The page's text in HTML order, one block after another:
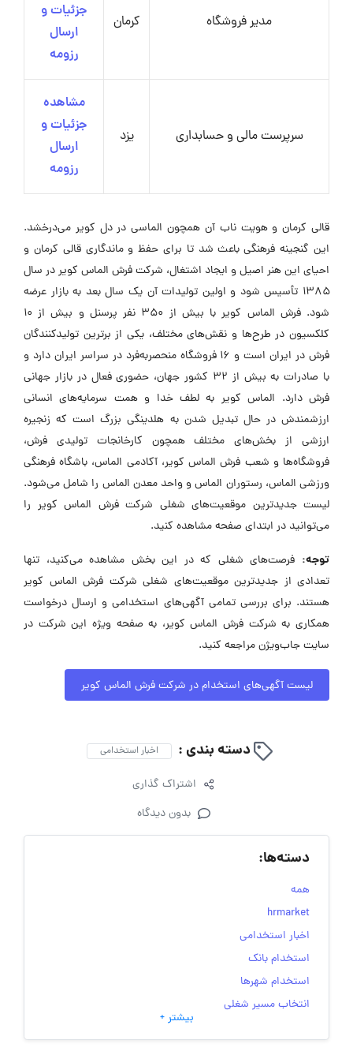
مدیر فروشگاه کرمان
جزئیات و
ارسال
رزومه
سرپرست مالی و حسابداری یزد
مشاهده
جزئیات و
ارسال
رزومه
قالی کرمان و هویت ناب آن همچون الماسی در دل کویر می‌درخشد.
این گنجینه فرهنگی باعث شد تا برای حفظ و ماندگاری قالی کرمان و
احیای این هنر اصیل و ایجاد اشتغال، شرکت فرش الماس کویر در سال
۱۳۸۵ تأسیس شود و اولین تولیدات آن یک سال بعد به بازار عرضه
شود. فرش الماس کویر با بیش از ۳۵۰ نفر پرسنل و بیش از ۱۰
کلکسیون در طرح‌ها و نقش‌های مختلف، یکی از برترین تولیدکنندگان
فرش در ایران است و ۱۶ فروشگاه منحصربه‌فرد در سراسر ایران دارد و
با صادرات به بیش از ۳۲ کشور جهان، حضوری فعال در بازار جهانی
فرش دارد. الماس کویر به لطف خدا و همت سرمایه‌های انسانی
ارزشمندش در حال تبدیل شدن به هلدینگی بزرگ است که زنجیره
ارزشی از بخش‌های مختلف همچون کارخانجات تولیدی فرش،
فروشگاه‌ها و شعب فرش الماس کویر، آکادمی الماس، باشگاه فرهنگی
ورزشی الماس، رستوران الماس و واحد معدن الماس را شامل می‌شود.
لیست جدیدترین موقعیت‌های شغلی شرکت فرش الماس کویر را
می‌توانید در ابتدای صفحه مشاهده کنید.
توجه: فرصت‌های شغلی که در این بخش مشاهده می‌کنید، تنها
تعدادی از جدیدترین موقعیت‌های شغلی شرکت فرش الماس کویر
هستند. برای بررسی تمامی آگهی‌های استخدامی و ارسال درخواست
همکاری به شرکت فرش الماس کویر، به صفحه ویژه این شرکت در
سایت جاب‌ویژن مراجعه کنید.
لیست آگهی‌های استخدام در شرکت فرش الماس کویر
دسته بندی : اخبار استخدامی
اشتراک گذاری
بدون دیدگاه
دسته‌ها:
همه
hrmarket
اخبار استخدامی
استخدام بانک
استخدام شهرها
انتخاب مسیر شغلی
به‌روزرسانی‌های سایت (کارجویی)
بیشتر +